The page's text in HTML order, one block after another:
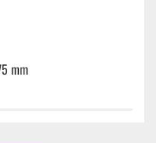
mm